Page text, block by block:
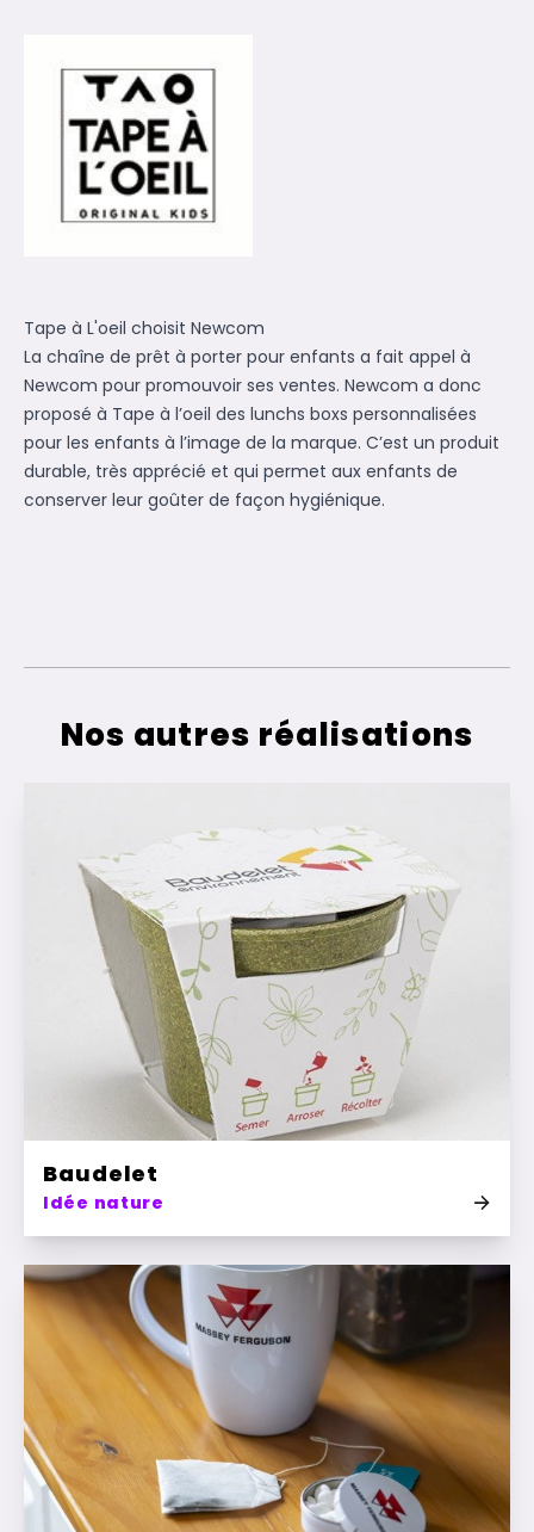
Tape à L'oeil choisit Newcom
La chaîne de prêt à porter pour enfants a fait appel à
Newcom pour promouvoir ses ventes. Newcom a donc
proposé à Tape à l’oeil des lunchs boxs personnalisées
pour les enfants à l’image de la marque. C’est un produit
durable, très apprécié et qui permet aux enfants de
conserver leur goûter de façon hygiénique.
Nos autres réalisations
Baudelet
Idée nature